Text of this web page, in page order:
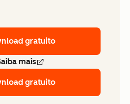
gratuito
mais
gratuito